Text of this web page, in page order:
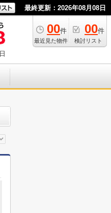
最終更新：2026年08月08日
00件
最近見た物件
00件
検討リスト